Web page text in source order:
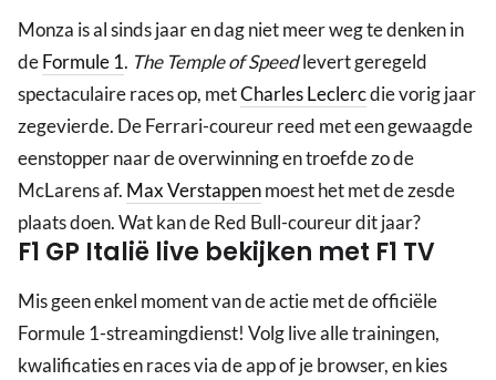
Monza is al sinds jaar en dag niet meer weg te denken in
deFormule 1. The Temple of Speedlevert geregeld
spectaculaire races op, metCharles Leclercdie vorig jaar
zegevierde. De Ferrari-coureur reed met een gewaagde
eenstopper naar de overwinning en troefde zo de
McLarens af. Max Verstappenmoest het met de zesde
plaats doen. Wat kan de Red Bull-coureur dit jaar?
F1 GP Italië live bekijken met F1 TV
Mis geen enkel moment van de actie met de officiële
Formule 1-streamingdienst! Volg live alle trainingen,
kwalificaties en races via de app of je browser, en kies